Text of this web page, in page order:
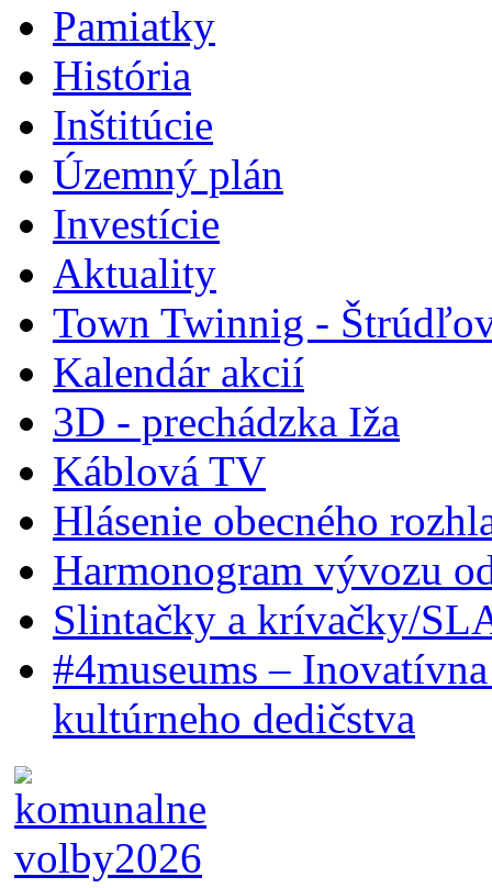
Pamiatky
História
Inštitúcie
Územný plán
Investície
Aktuality
Town Twinnig -
Kalendár akcií
3D - prechádzka Iža
Káblová TV
Hlásenie obecného
Harmonogram vývozu
Slintačky a krívačky/
#4museums –
kultúrneho dedičstva